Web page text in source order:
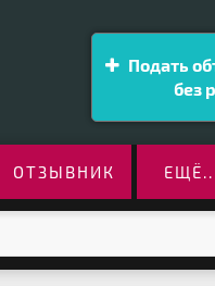
Подать
без
ОТЗЫВНИК